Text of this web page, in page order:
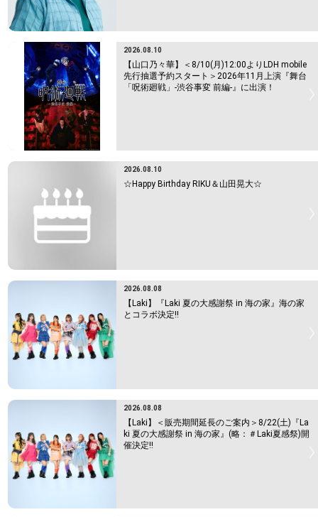
2026.08.10
【山口乃々華】＜8/10(月)12:00よりLDH mobile
先行抽選予約スタート＞2026年11月上演『舞台
「呪術廻戦」-渋谷事変 前編-』に出演！
2026.08.10
☆Happy Birthday RIKU＆山田晃大☆
2026.08.08
【Laki】『Laki 夏の大感謝祭 in 海の家』海の家
とコラボ決定!!
2026.08.08
【Laki】＜販売期間延長のご案内＞8/22(土)『La
ki 夏の大感謝祭 in 海の家』(略：＃Laki夏感祭)開
催決定!!